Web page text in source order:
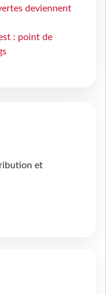
deviennent
: point de
et